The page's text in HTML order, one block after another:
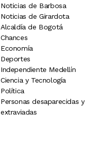
Noticias de Barbosa
Noticias de Girardota
Alcaldía de Bogotá
Chances
Economía
Deportes
Independiente Medellín
Ciencia y Tecnología
Política
Personas desaparecidas y
extraviadas